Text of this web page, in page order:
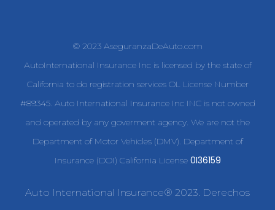
© 2023 AseguranzaDeAuto.com
AutoInternational Insurance Inc is licensed by the state of
California to do registration services OL License Number
#89345. Auto International Insurance Inc INC is not owned
and operated by any goverment agency. We are not the
Department of Motor Vehicles (DMV). Department of
Insurance (DOI) California License 0I36159
Auto International Insurance® 2023. Derechos